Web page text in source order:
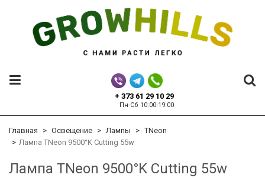
+ 373 61 29 10 29
Пн-Сб 10:00-19:00
Главная Освещение Лампы
TNeon
Лампа TNeon 9500°K Cutting 55w
Лампа TNeon 9500°K Cutting 55w